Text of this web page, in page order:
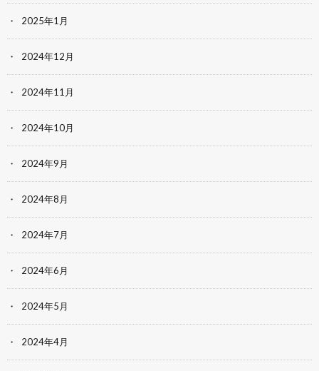
2025年1月
2024年12月
2024年11月
2024年10月
2024年9月
2024年8月
2024年7月
2024年6月
2024年5月
2024年4月